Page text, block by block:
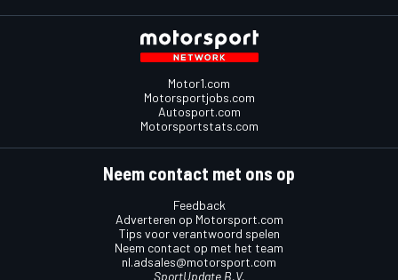
Motor1.com
Motorsportjobs.com
Autosport.com
Motorsportstats.com
Neem contact met ons op
Feedback
Adverteren op Motorsport.com
Tips voor verantwoord spelen
Neem contact op met het team
nl.adsales@motorsport.com
SportUpdate B.V.